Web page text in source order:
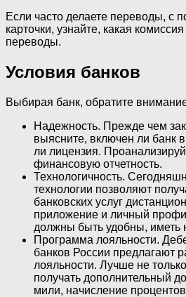
Если часто делаете переводы, с
карточки, узнайте, какая
переводы.
Условия банков
Выбирая банк, обратите
Надежность. Прежде чем
выясните, включен ли банк
ли лицензия.
финансовую отчетность.
Технологичность.
технологии позволяют
банковских услуг
приложение и личный
должны быть удобны, иметь
Программа лояльности.
банков России предлагают
лояльности. Лучше не
получать дополнительный
мили, начисление процентов